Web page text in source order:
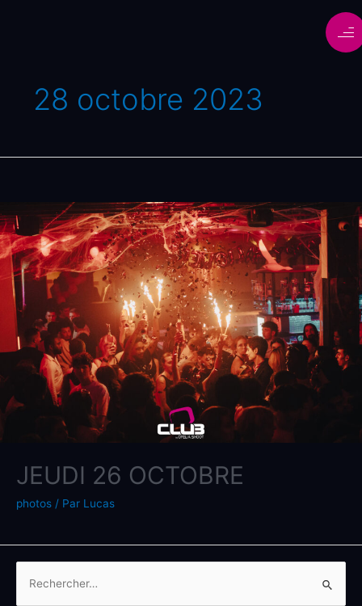
28 octobre 2023
JEUDI 26 OCTOBRE
photos / Par Lucas